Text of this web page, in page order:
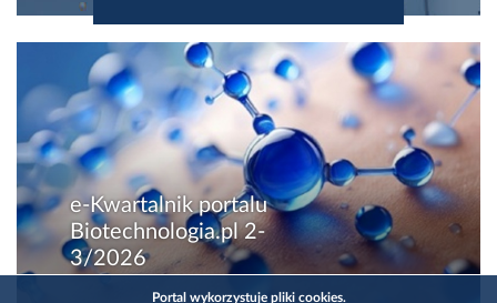
e-Kwartalnik portalu
Biotechnologia.pl 2-
3/2026
Portal wykorzystuje pliki cookies.